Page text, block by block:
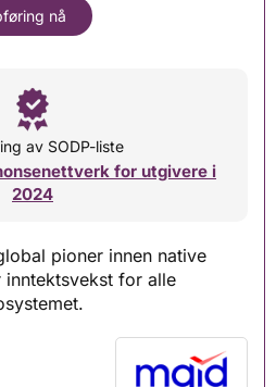
nå
av SODP-liste
for utgivere i
2024
pioner innen native
for alle